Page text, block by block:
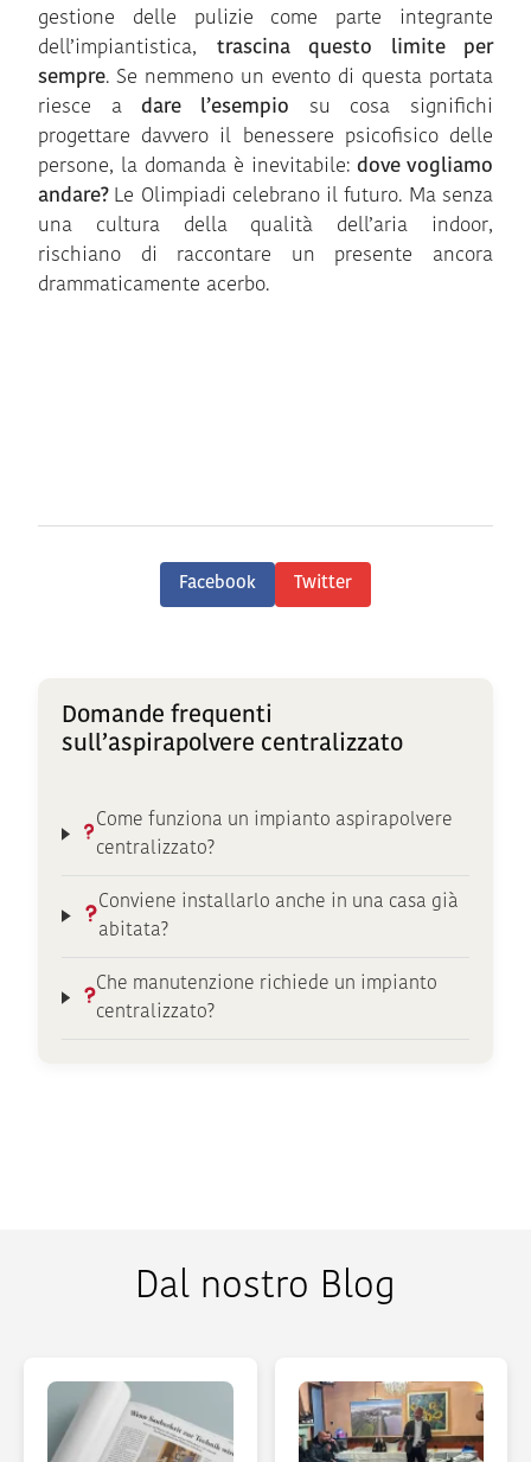
gestione delle pulizie come parte integrante
dell’impiantistica, trascina questo limite per
sempre. Se nemmeno un evento di questa portata
riesce adare l’esempio su cosa significhi
progettare davvero il benessere psicofisico delle
persone, la domanda è inevitabile: dove vogliamo
andare? Le Olimpiadi celebrano il futuro. Ma senza
una cultura della qualità dell’aria indoor,
rischiano di raccontare un presente ancora
drammaticamente acerbo.
Facebook Twitter
Domande frequenti
sull’aspirapolvere centralizzato
Come funziona un impianto aspirapolvere
centralizzato?
Conviene installarlo anche in una casa già
abitata?
Che manutenzione richiede un impianto
centralizzato?
Dal nostro Blog